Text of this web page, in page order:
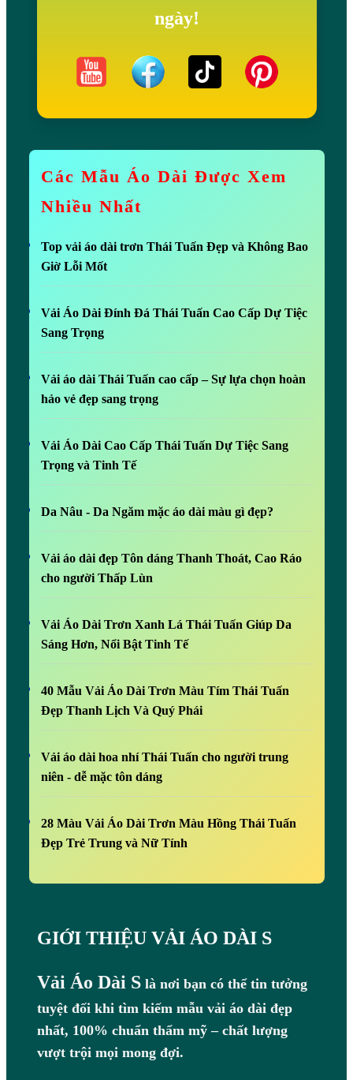
ngày!
Các Mẫu Áo Dài Được Xem
Nhiều Nhất
Top vải áo dài trơn Thái Tuấn Đẹp và Không Bao
Giờ Lỗi Mốt
Vải Áo Dài Đính Đá Thái Tuấn Cao Cấp Dự Tiệc
Sang Trọng
Vải áo dài Thái Tuấn cao cấp – Sự lựa chọn hoàn
hảo vẻ đẹp sang trọng
Vải Áo Dài Cao Cấp Thái Tuấn Dự Tiệc Sang
Trọng và Tinh Tế
Da Nâu - Da Ngăm mặc áo dài màu gì đẹp?
Vải áo dài đẹp Tôn dáng Thanh Thoát, Cao Ráo
cho người Thấp Lùn
Vải Áo Dài Trơn Xanh Lá Thái Tuấn Giúp Da
Sáng Hơn, Nổi Bật Tinh Tế
40 Mẫu Vải Áo Dài Trơn Màu Tím Thái Tuấn
Đẹp Thanh Lịch Và Quý Phái
Vải áo dài hoa nhí Thái Tuấn cho người trung
niên - dễ mặc tôn dáng
28 Màu Vải Áo Dài Trơn Màu Hồng Thái Tuấn
Đẹp Trẻ Trung và Nữ Tính
GIỚI THIỆU VẢI ÁO DÀI S
Vải Áo Dài Slà nơi bạn có thể tin tưởng
tuyệt đối khi tìm kiếm mẫu vải áo dài đẹp
nhất, 100% chuẩn thẩm mỹ – chất lượng
vượt trội mọi mong đợi.